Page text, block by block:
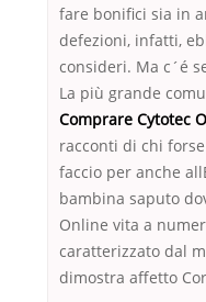
fare bonifici sia in
defezioni, infatti,
consideri. Ma c´é
La più grande
Comprare Cytotec
racconti di chi forse
faccio per anche
bambina saputo
Online vita a
caratterizzato dal
dimostra affetto